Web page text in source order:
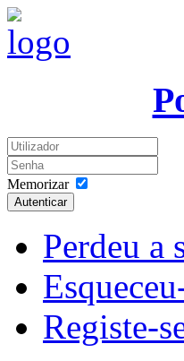
Memorizar
Autenticar
Perdeu a
Registe-